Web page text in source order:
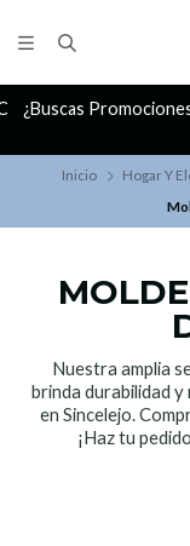
¿Buscas
Inicio Hogar Y
Nuestra amplia
brinda durabilidad y
en Sincelejo.
¡Haz tu